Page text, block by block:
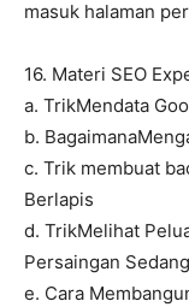
masuk halaman
16. Materi SEO
a. TrikMendata
b.
c. Trik membuat
Berlapis
d. TrikMelihat
Persaingan Sedang
e. Cara